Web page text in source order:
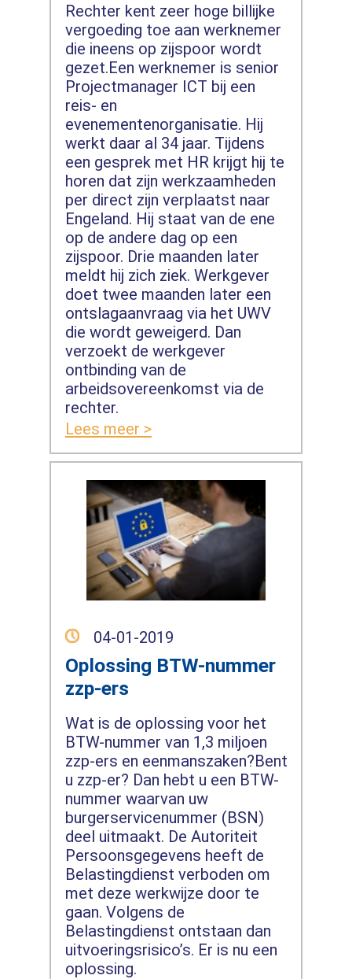
Rechter kent zeer hoge billijke
vergoeding toe aan werknemer
die ineens op zijspoor wordt
gezet.Een werknemer is senior
Projectmanager ICT bij een
reis- en
evenementenorganisatie. Hij
werkt daar al 34 jaar. Tijdens
een gesprek met HR krijgt hij te
horen dat zijn werkzaamheden
per direct zijn verplaatst naar
Engeland. Hij staat van de ene
op de andere dag op een
zijspoor. Drie maanden later
meldt hij zich ziek. Werkgever
doet twee maanden later een
ontslagaanvraag via het UWV
die wordt geweigerd. Dan
verzoekt de werkgever
ontbinding van de
arbeidsovereenkomst via de
rechter.
Lees meer >
04-01-2019
Oplossing BTW-nummer
zzp-ers
Wat is de oplossing voor het
BTW-nummer van 1,3 miljoen
zzp-ers en eenmanszaken?Bent
u zzp-er? Dan hebt u een BTW-
nummer waarvan uw
burgerservicenummer (BSN)
deel uitmaakt. De Autoriteit
Persoonsgegevens heeft de
Belastingdienst verboden om
met deze werkwijze door te
gaan. Volgens de
Belastingdienst ontstaan dan
uitvoeringsrisico’s. Er is nu een
oplossing.